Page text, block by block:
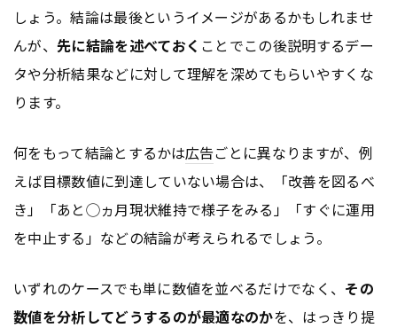
しょう。結論は最後というイメージがあるかもしれませ
んが、 先に結論を述べておく ことでこの後説明するデー
タや分析結果などに対して理解を深めてもらいやすくな
ります。
何をもって結論とするかは広告ごとに異なりますが、例
えば目標数値に到達していない場合は、「改善を図るべ
き」「あと◯ヵ月現状維持で様子をみる」「すぐに運用
を中止する」などの結論が考えられるでしょう。
いずれのケースでも単に数値を並べるだけでなく、 その
数値を分析してどうするのが最適なのかを、はっきり提